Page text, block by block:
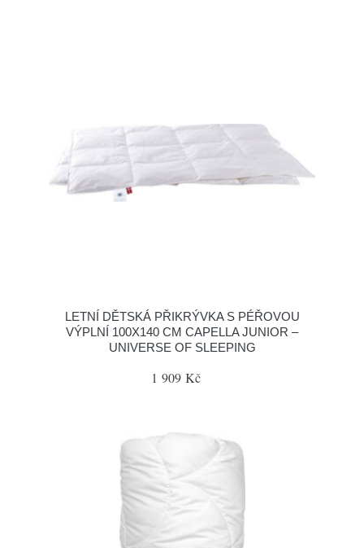
LETNÍ DĚTSKÁ PŘIKRÝVKA S PÉŘOVOU
VÝPLNÍ 100X140 CM CAPELLA JUNIOR –
UNIVERSE OF SLEEPING
1 909 Kč